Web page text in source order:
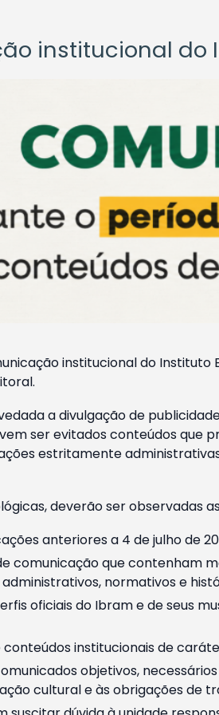
institucional do
institucional do
a divulgação de
ser evitados conteúdos que
estritamente
deverão ser observadas
anteriores a 4 de julho de
comunicação que contenham
normativos e
oficiais do Ibram e de seus
institucionais de
objetivos,
cultural e às obrigações de